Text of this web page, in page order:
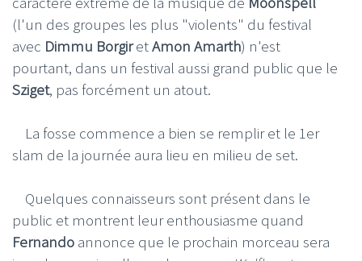
(l'un des groupes les plus "violents" du festival
avec Dimmu BorgiretAmon Amarth) n'est
pourtant, dans un festival aussi grand public que le
Sziget, pas forcément un atout.
La fosse commence a bien se remplir et le 1er
slam de la journée aura lieu en milieu de set.
Quelques connaisseurs sont présent dans le
public et montrent leur enthousiasme quand
Fernando annonce que le prochain morceau sera